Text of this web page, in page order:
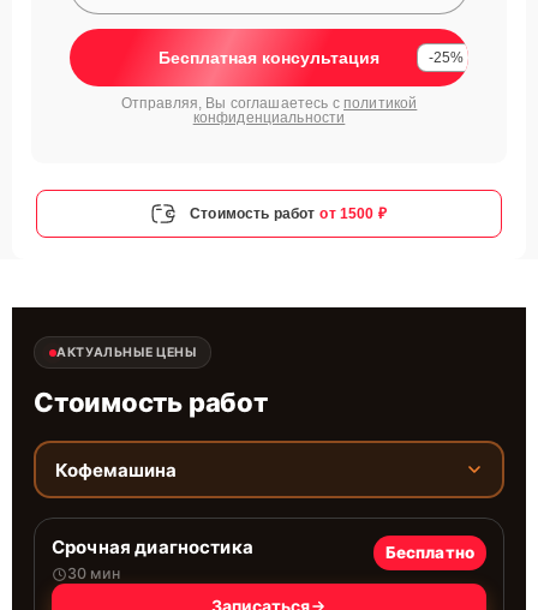
Бесплатная консультация -25%
Отправляя, Вы соглашаетесь с политикой
конфиденциальности
Стоимость работ от 1500 ₽
АКТУАЛЬНЫЕ ЦЕНЫ
Стоимость работ
Кофемашина
Срочная диагностика
30 мин
Бесплатно
Записаться